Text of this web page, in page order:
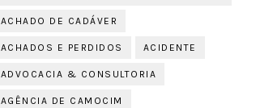
ACHADO DE CADÁVER
ACHADOS E PERDIDOS ACIDENTE
ADVOCACIA & CONSULTORIA
AGÊNCIA DE CAMOCIM